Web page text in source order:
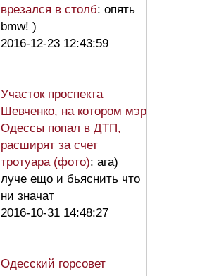
врезался в столб: опять
bmw! )
2016-12-23 12:43:59
Участок проспекта
Шевченко, на котором мэр
Одессы попал в ДТП,
расширят за счет
тротуара (фото): ага)
луче ещо и бьяснить что
ни значат
2016-10-31 14:48:27
Одесский горсовет